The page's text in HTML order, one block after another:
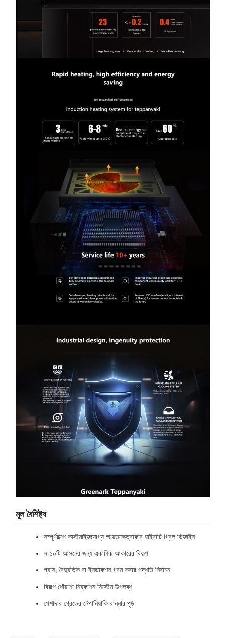
মূল বৈশিষ্ট্য
সম্পূর্ণরূপে কাস্টমাইজযোগ্য আয়তক্ষেত্রাকার হাইবাচি গ্রিল ডিজাইন
৭-১০টি আসনের জন্য একাধিক আকারের বিকল্প
গ্যাস, বৈদ্যুতিক বা ইনডাকশন গরম করার পদ্ধতি নির্বাচন
বিকল্প ধোঁয়াশা নিষ্কাশন সিস্টেম উপলব্ধ
পেশাদার গ্রেডের টেপানিয়াকি রান্নার পৃষ্ঠ